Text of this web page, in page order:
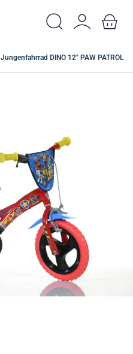
Jungenfahrrad DINO 12" PAW PATROL